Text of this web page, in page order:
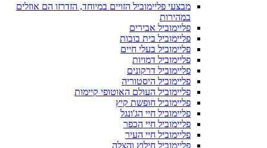
מבצעי פליימוביל הזויים במיוחד, הזדרזו הם אוזלים
במהירות
פליימוביל אבירים
פליימוביל בית בובות
פליימוביל בעלי חיים
פליימוביל דמויות
פליימוביל דרקונים
פליימוביל היסטוריה
פליימוביל העולם האוטופי קיימות
פליימוביל חופשת קיץ
פליימוביל חיי הג'ונגל
פליימוביל חיי הכפר
פליימוביל חיי העיר
פליימוביל חילוץ והצלה